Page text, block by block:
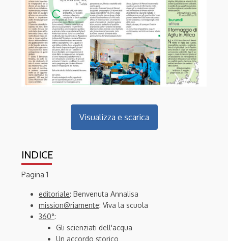
Visualizza e scarica
INDICE
Pagina 1
editoriale: Benvenuta Annalisa
mission@riamente: Viva la scuola
360°:
Gli scienziati dell'acqua
Un accordo storico